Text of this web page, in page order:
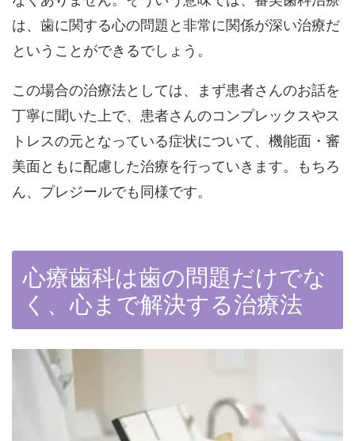
は、歯に関する心の問題と非常に関係が深い治療だ
ということができるでしょう。
この場合の治療法としては、まず患者さんのお話を
丁寧に聞いた上で、患者さんのコンプレックスやス
トレスの元となっている症状について、機能面・審
美面ともに配慮した治療を行っていきます。もちろ
ん、プレジールでも同様です。
心療歯科は歯の問題だけでな
く、心まで解決する治療法